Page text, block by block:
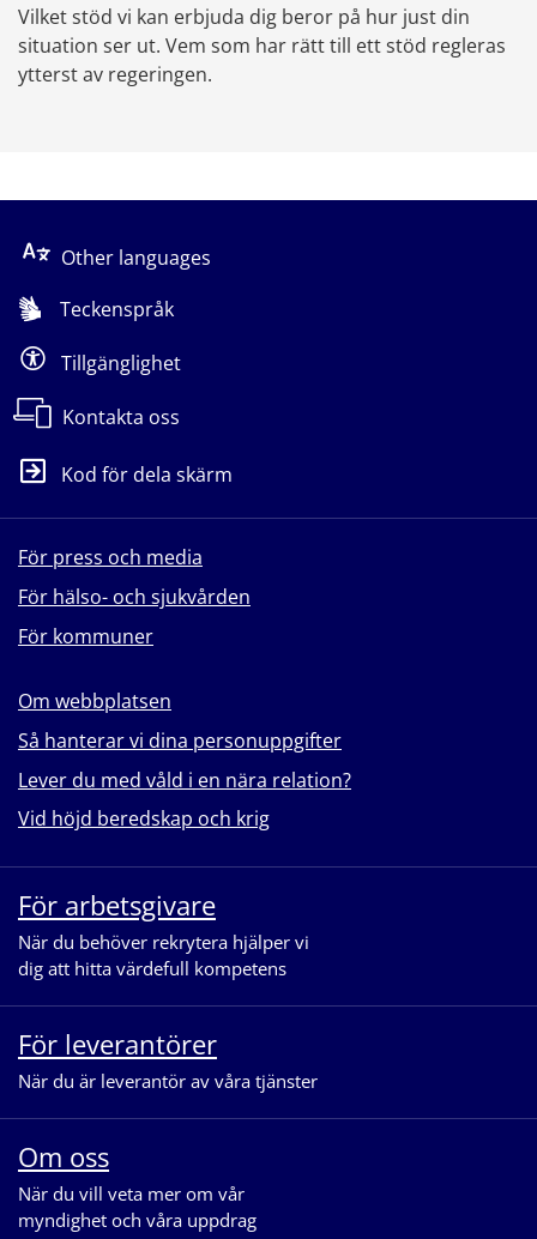
Vilket stöd vi kan erbjuda dig beror på hur just din
situation ser ut. Vem som har rätt till ett stöd regleras
ytterst av regeringen.
Other languages
Teckenspråk
Tillgänglighet
Kontakta oss
Kod för dela skärm
För press och media
För hälso- och sjukvården
För kommuner
Om webbplatsen
Så hanterar vi dina personuppgifter
Lever du med våld i en nära relation?
Vid höjd beredskap och krig
För arbetsgivare
När du behöver rekrytera hjälper vi
dig att hitta värdefull kompetens
För leverantörer
När du är leverantör av våra tjänster
Om oss
När du vill veta mer om vår
myndighet och våra uppdrag